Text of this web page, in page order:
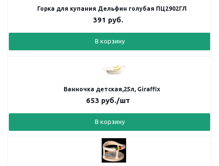
Горка для купания Дельфин голубая ПЦ2902ГЛ
391 руб.
В корзину
Ванночка детская,25л, Giraffix
653 руб./шт
В корзину